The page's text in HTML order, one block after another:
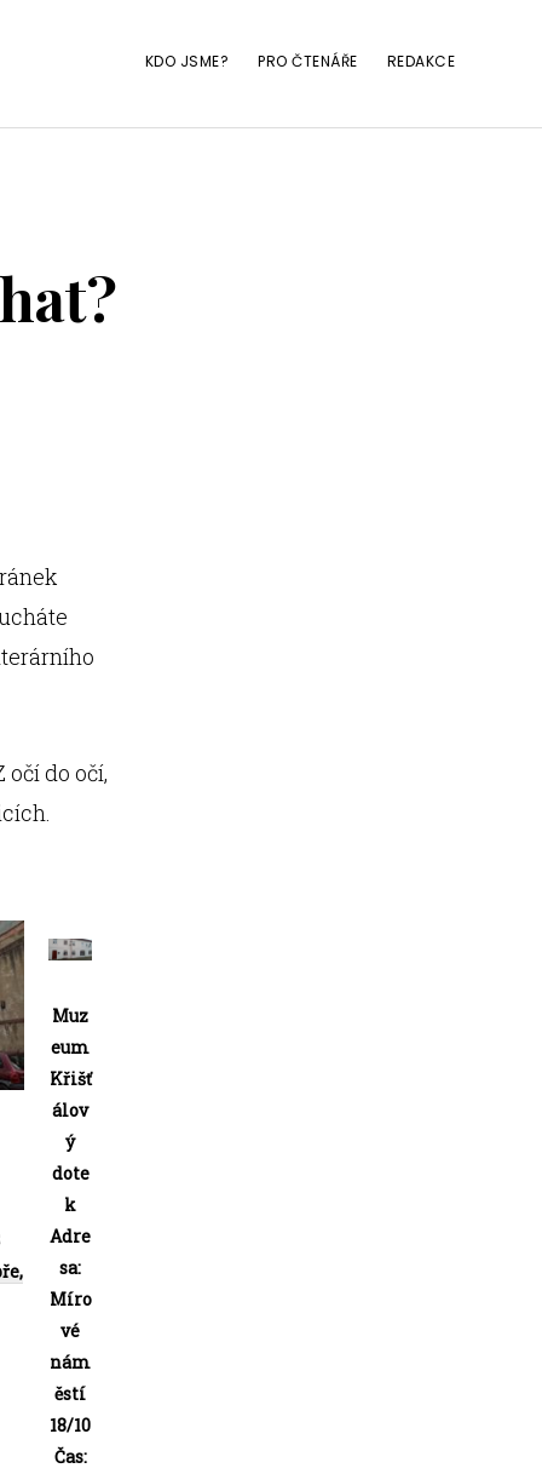
KDO JSME? PRO ČTENÁŘE REDAKCE
očí do očí,
Muz
eum
Křišť
álov
ý
dote
k
Adre
sa:
Míro
vé
nám
ěstí
18/10
Čas: